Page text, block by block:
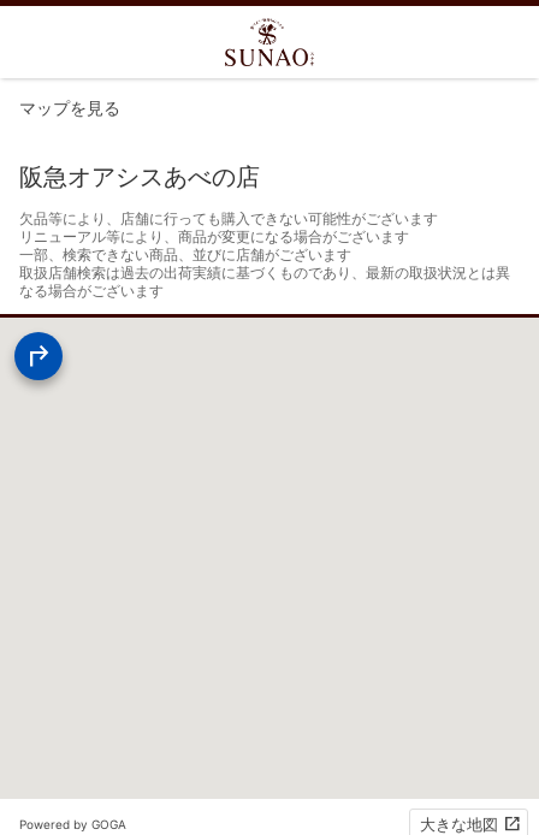
マップを見る
阪急オアシスあべの店
欠品等により、店舗に行っても購入できない可能性がございます
リニューアル等により、商品が変更になる場合がございます
一部、検索できない商品、並びに店舗がございます
取扱店舗検索は過去の出荷実績に基づくものであり、最新の取扱状況とは異
なる場合がございます
Powered by GOGA 大きな地図